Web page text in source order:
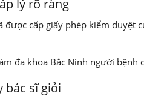
lý rõ ràng
được cấp giấy phép kiểm
đa khoa Bắc Ninh người
bác sĩ giỏi